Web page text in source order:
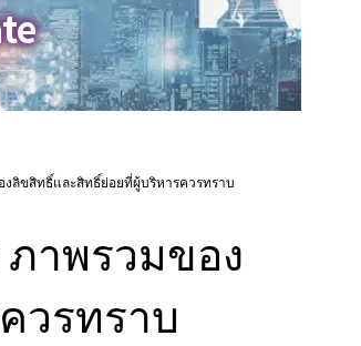
ลิขสิทธิ์และสิทธิ์ย่อยที่ผู้บริหารควรทราบ
าพรวมของ
วรทราบ